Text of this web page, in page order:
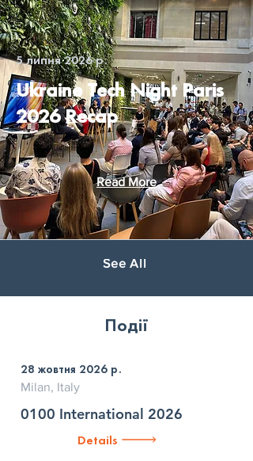
5 липня 2026 р.
Ukraine Tech Night Paris
2026 Recap
Read More
See All
Події
28 жовтня 2026 р.
Milan, Italy
0100 International 2026
Details